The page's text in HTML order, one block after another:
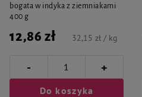
bogata w indyka z ziemniakami
400 g
12,86 zł 32,15 zł / kg
- +
Do koszyka